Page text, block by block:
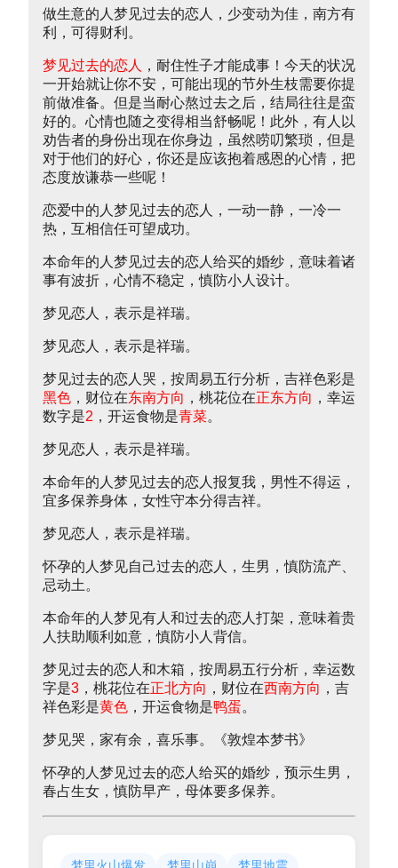
做生意的人梦见过去的恋人，少变动为佳，南方有
利，可得财利。
梦见过去的恋人
，耐住性子才能成事！今天的状况
一开始就让你不安，可能出现的节外生枝需要你提
前做准备。但是当耐心熬过去之后，结局往往是蛮
好的。心情也随之变得相当舒畅呢！此外，有人以
劝告者的身份出现在你身边，虽然唠叨繁琐，但是
对于他们的好心，你还是应该抱着感恩的心情，把
态度放谦恭一些呢！
恋爱中的人梦见过去的恋人，一动一静，一冷一
热，互相信任可望成功。
本命年的人梦见过去的恋人给买的婚纱，意味着诸
事有波折，心情不稳定，慎防小人设计。
梦见恋人，表示是祥瑞。
梦见恋人，表示是祥瑞。
梦见过去的恋人哭，按周易五行分析，吉祥色彩是
黑色 ，财位在东南方向 ，桃花位在正东方向 ，幸运
数字是2 ，开运食物是青菜。
梦见恋人，表示是祥瑞。
本命年的人梦见过去的恋人报复我，男性不得运，
宜多保养身体，女性守本分得吉祥。
梦见恋人，表示是祥瑞。
怀孕的人梦见自己过去的恋人，生男，慎防流产、
忌动土。
本命年的人梦见有人和过去的恋人打架，意味着贵
人扶助顺利如意，慎防小人背信。
梦见过去的恋人和木箱，按周易五行分析，幸运数
字是3 ，桃花位在正北方向 ，财位在西南方向 ，吉
祥色彩是黄色 ，开运食物是鸭蛋。
梦见哭，家有余，喜乐事。《敦煌本梦书》
怀孕的人梦见过去的恋人给买的婚纱，预示生男，
春占生女，慎防早产，母体要多保养。
梦里火山爆发 梦里山崩 梦里地震